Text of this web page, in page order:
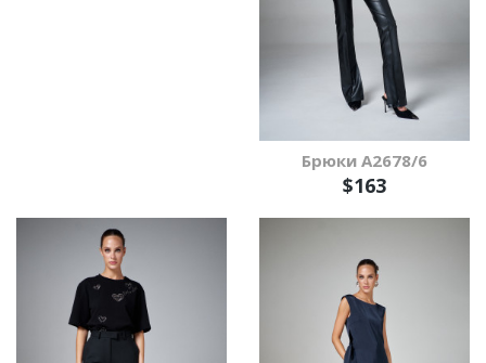
Брюки А2678/6
$163